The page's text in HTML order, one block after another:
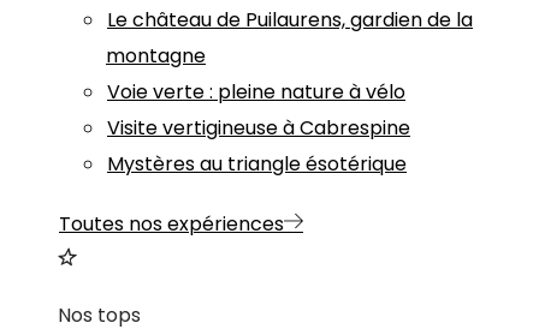
Le château de Puilaurens, gardien de la
montagne
Voie verte : pleine nature à vélo
Visite vertigineuse à Cabrespine
Mystères au triangle ésotérique
Toutes nos expériences
Nos tops